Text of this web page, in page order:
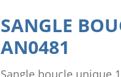
SANGLE
AN0481
Sangle boucle unique